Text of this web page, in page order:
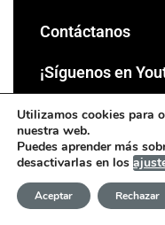
Contáctanos
¡Síguenos en
Tipos de envío
Política de
Aviso Legal
Utilizamos cookies para
nuestra web.
Puedes aprender más
desactivarlas en los
Aceptar Rechazar